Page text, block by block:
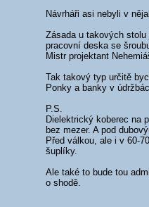
Návrháři asi nebyli v
Zásada u takových stolu
pracovní deska se
Mistr projektant
Tak takový typ určitě
Ponky a banky v
P.S.
Dielektrický koberec na
bez mezer. A pod
Před válkou, ale i v 60-
šuplíky.
Ale také to bude tou
o shodě.